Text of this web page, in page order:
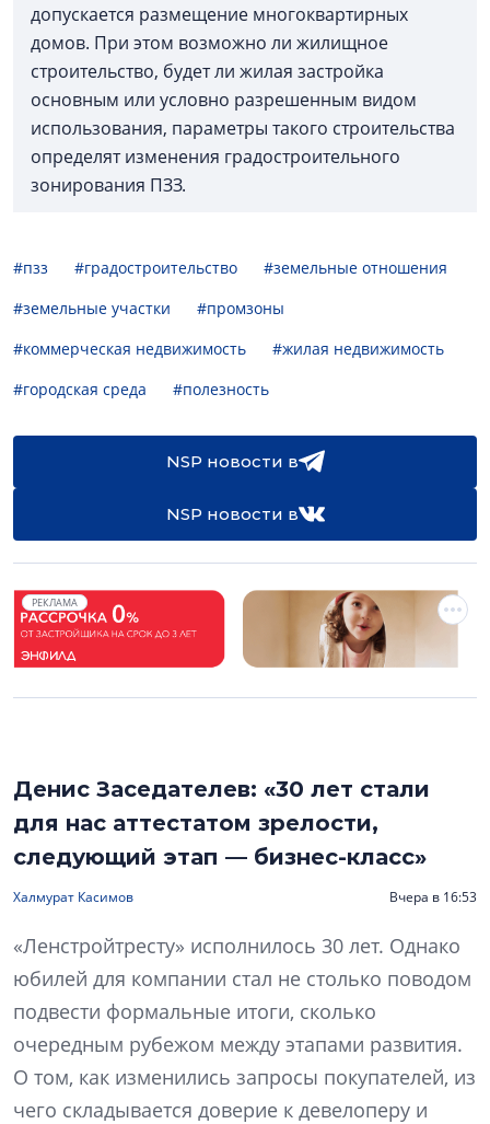
допускается размещение многоквартирных
домов. При этом возможно ли жилищное
строительство, будет ли жилая застройка
основным или условно разрешенным видом
использования, параметры такого строительства
определят изменения градостроительного
зонирования ПЗЗ.
#пзз #градостроительство
#земельные отношения
#земельные участки
#промзоны
#коммерческая недвижимость
#жилая недвижимость
#городская среда
#полезность
NSP новости в
NSP новости в
РЕКЛАМА
Денис Заседателев: «30 лет стали
для нас аттестатом зрелости,
следующий этап — бизнес-класс»
Халмурат Касимов Вчера в 16:53
«Ленстройтресту» исполнилось 30 лет. Однако
юбилей для компании стал не столько поводом
подвести формальные итоги, сколько
очередным рубежом между этапами развития.
О том, как изменились запросы покупателей, из
чего складывается доверие к девелоперу и